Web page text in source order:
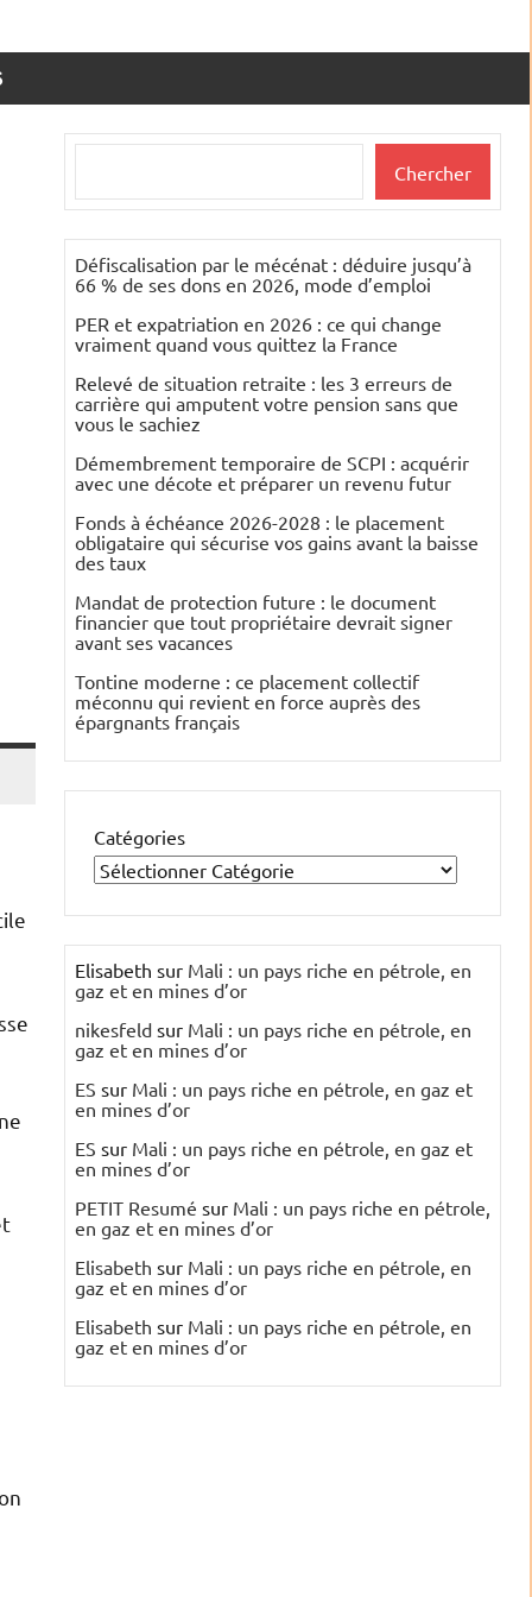
Chercher
Défiscalisation par le mécénat : déduire jusqu’à
66 % de ses dons en 2026, mode d’emploi
PER et expatriation en 2026 : ce qui change
vraiment quand vous quittez la France
Relevé de situation retraite : les 3 erreurs de
carrière qui amputent votre pension sans que
vous le sachiez
Démembrement temporaire de SCPI : acquérir
avec une décote et préparer un revenu futur
Fonds à échéance 2026-2028 : le placement
obligataire qui sécurise vos gains avant la baisse
des taux
Mandat de protection future : le document
financier que tout propriétaire devrait signer
avant ses vacances
Tontine moderne : ce placement collectif
méconnu qui revient en force auprès des
épargnants français
Catégories
Elisabeth sur Mali : un pays riche en pétrole, en
gaz et en mines d’or
nikesfeld sur Mali : un pays riche en pétrole, en
gaz et en mines d’or
ES sur Mali : un pays riche en pétrole, en gaz et
en mines d’or
ES sur Mali : un pays riche en pétrole, en gaz et
en mines d’or
PETIT Resumé sur Mali : un pays riche en pétrole,
en gaz et en mines d’or
Elisabeth sur Mali : un pays riche en pétrole, en
gaz et en mines d’or
Elisabeth sur Mali : un pays riche en pétrole, en
gaz et en mines d’or